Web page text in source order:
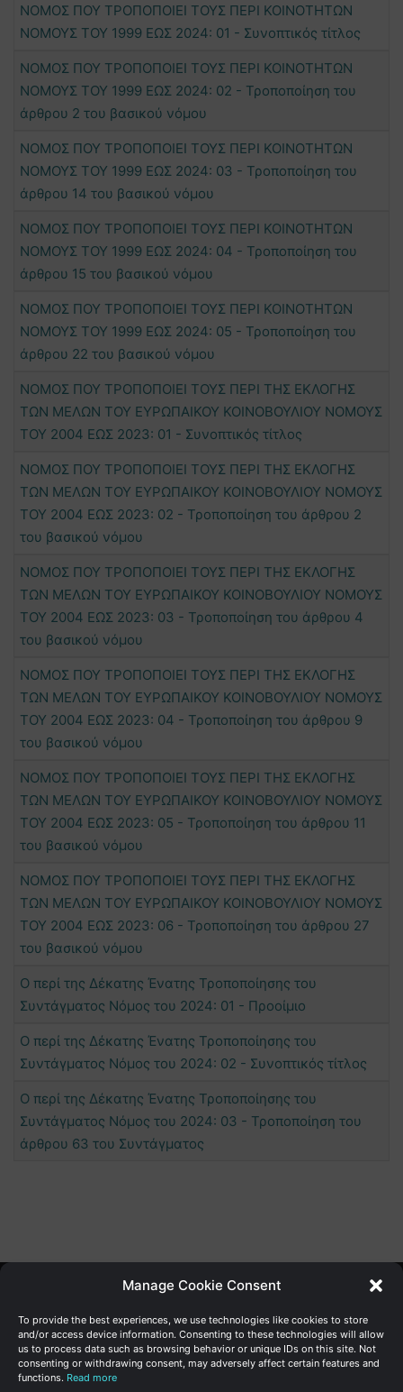
Manage Cookie Consent
To provide the best experiences, we use technologies like cookies to store
and/or access device information. Consenting to these technologies will allow
us to process data such as browsing behavior or unique IDs on this site. Not
consenting or withdrawing consent, may adversely affect certain features and
functions. Read more
ΝΟΜΟΣ ΠΟΥ ΤΡΟΠΟΠΟΙΕΙ ΤΟΥΣ ΠΕΡΙ ΚΟΙΝΟΤΗΤΩΝ
ΝΟΜΟΥΣ ΤΟΥ 1999 ΕΩΣ 2024: 01 - Συνοπτικός τίτλος
ΝΟΜΟΣ ΠΟΥ ΤΡΟΠΟΠΟΙΕΙ ΤΟΥΣ ΠΕΡΙ ΚΟΙΝΟΤΗΤΩΝ
ΝΟΜΟΥΣ ΤΟΥ 1999 ΕΩΣ 2024: 02 - Τροποποίηση του
άρθρου 2 του βασικού νόμου
ΝΟΜΟΣ ΠΟΥ ΤΡΟΠΟΠΟΙΕΙ ΤΟΥΣ ΠΕΡΙ ΚΟΙΝΟΤΗΤΩΝ
ΝΟΜΟΥΣ ΤΟΥ 1999 ΕΩΣ 2024: 03 - Τροποποίηση του
άρθρου 14 του βασικού νόμου
ΝΟΜΟΣ ΠΟΥ ΤΡΟΠΟΠΟΙΕΙ ΤΟΥΣ ΠΕΡΙ ΚΟΙΝΟΤΗΤΩΝ
ΝΟΜΟΥΣ ΤΟΥ 1999 ΕΩΣ 2024: 04 - Τροποποίηση του
άρθρου 15 του βασικού νόμου
ΝΟΜΟΣ ΠΟΥ ΤΡΟΠΟΠΟΙΕΙ ΤΟΥΣ ΠΕΡΙ ΚΟΙΝΟΤΗΤΩΝ
ΝΟΜΟΥΣ ΤΟΥ 1999 ΕΩΣ 2024: 05 - Τροποποίηση του
άρθρου 22 του βασικού νόμου
ΝΟΜΟΣ ΠΟΥ ΤΡΟΠΟΠΟΙΕΙ ΤΟΥΣ ΠΕΡΙ ΤΗΣ ΕΚΛΟΓΗΣ
ΤΩΝ ΜΕΛΩΝ ΤΟΥ ΕΥΡΩΠΑΙΚΟΥ ΚΟΙΝΟΒΟΥΛΙΟΥ ΝΟΜΟΥΣ
ΤΟΥ 2004 ΕΩΣ 2023: 01 - Συνοπτικός τίτλος
ΝΟΜΟΣ ΠΟΥ ΤΡΟΠΟΠΟΙΕΙ ΤΟΥΣ ΠΕΡΙ ΤΗΣ ΕΚΛΟΓΗΣ
ΤΩΝ ΜΕΛΩΝ ΤΟΥ ΕΥΡΩΠΑΙΚΟΥ ΚΟΙΝΟΒΟΥΛΙΟΥ ΝΟΜΟΥΣ
ΤΟΥ 2004 ΕΩΣ 2023: 02 - Τροποποίηση του άρθρου 2
του βασικού νόμου
ΝΟΜΟΣ ΠΟΥ ΤΡΟΠΟΠΟΙΕΙ ΤΟΥΣ ΠΕΡΙ ΤΗΣ ΕΚΛΟΓΗΣ
ΤΩΝ ΜΕΛΩΝ ΤΟΥ ΕΥΡΩΠΑΙΚΟΥ ΚΟΙΝΟΒΟΥΛΙΟΥ ΝΟΜΟΥΣ
ΤΟΥ 2004 ΕΩΣ 2023: 03 - Τροποποίηση του άρθρου 4
του βασικού νόμου
ΝΟΜΟΣ ΠΟΥ ΤΡΟΠΟΠΟΙΕΙ ΤΟΥΣ ΠΕΡΙ ΤΗΣ ΕΚΛΟΓΗΣ
ΤΩΝ ΜΕΛΩΝ ΤΟΥ ΕΥΡΩΠΑΙΚΟΥ ΚΟΙΝΟΒΟΥΛΙΟΥ ΝΟΜΟΥΣ
ΤΟΥ 2004 ΕΩΣ 2023: 04 - Τροποποίηση του άρθρου 9
του βασικού νόμου
ΝΟΜΟΣ ΠΟΥ ΤΡΟΠΟΠΟΙΕΙ ΤΟΥΣ ΠΕΡΙ ΤΗΣ ΕΚΛΟΓΗΣ
ΤΩΝ ΜΕΛΩΝ ΤΟΥ ΕΥΡΩΠΑΙΚΟΥ ΚΟΙΝΟΒΟΥΛΙΟΥ ΝΟΜΟΥΣ
ΤΟΥ 2004 ΕΩΣ 2023: 05 - Τροποποίηση του άρθρου 11
του βασικού νόμου
ΝΟΜΟΣ ΠΟΥ ΤΡΟΠΟΠΟΙΕΙ ΤΟΥΣ ΠΕΡΙ ΤΗΣ ΕΚΛΟΓΗΣ
ΤΩΝ ΜΕΛΩΝ ΤΟΥ ΕΥΡΩΠΑΙΚΟΥ ΚΟΙΝΟΒΟΥΛΙΟΥ ΝΟΜΟΥΣ
ΤΟΥ 2004 ΕΩΣ 2023: 06 - Τροποποίηση του άρθρου 27
του βασικού νόμου
Ο περί της Δέκατης Ένατης Τροποποίησης του
Συντάγματος Νόμος του 2024: 01 - Προοίμιο
Ο περί της Δέκατης Ένατης Τροποποίησης του
Συντάγματος Νόμος του 2024: 02 - Συνοπτικός τίτλος
Ο περί της Δέκατης Ένατης Τροποποίησης του
Συντάγματος Νόμος του 2024: 03 - Τροποποίηση του
άρθρου 63 του Συντάγματος
Γενική Διεύθυνση Ανάπτυξης
Υπουργείο Οικονομικών | Κυπριακή Δημοκρατία
Ιστ: